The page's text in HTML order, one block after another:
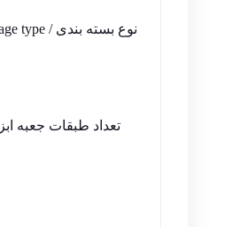
نوع بسته بندی / Package type
تعداد طبقات جعبه